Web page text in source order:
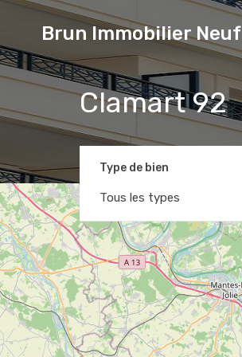
Brun Immobilier Neuf
Clamart 92
Type de bien
Tous les types